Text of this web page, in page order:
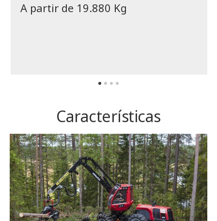
A partir de 19.880 Kg
Características